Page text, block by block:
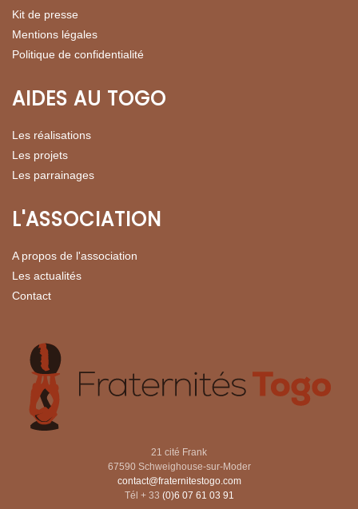
Kit de presse
Mentions légales
Politique de confidentialité
AIDES AU TOGO
Les réalisations
Les projets
Les parrainages
L'ASSOCIATION
A propos de l'association
Les actualités
Contact
21 cité Frank
67590 Schweighouse-sur-Moder
contact@fraternitestogo.com
Tél + 33 (0)6 07 61 03 91